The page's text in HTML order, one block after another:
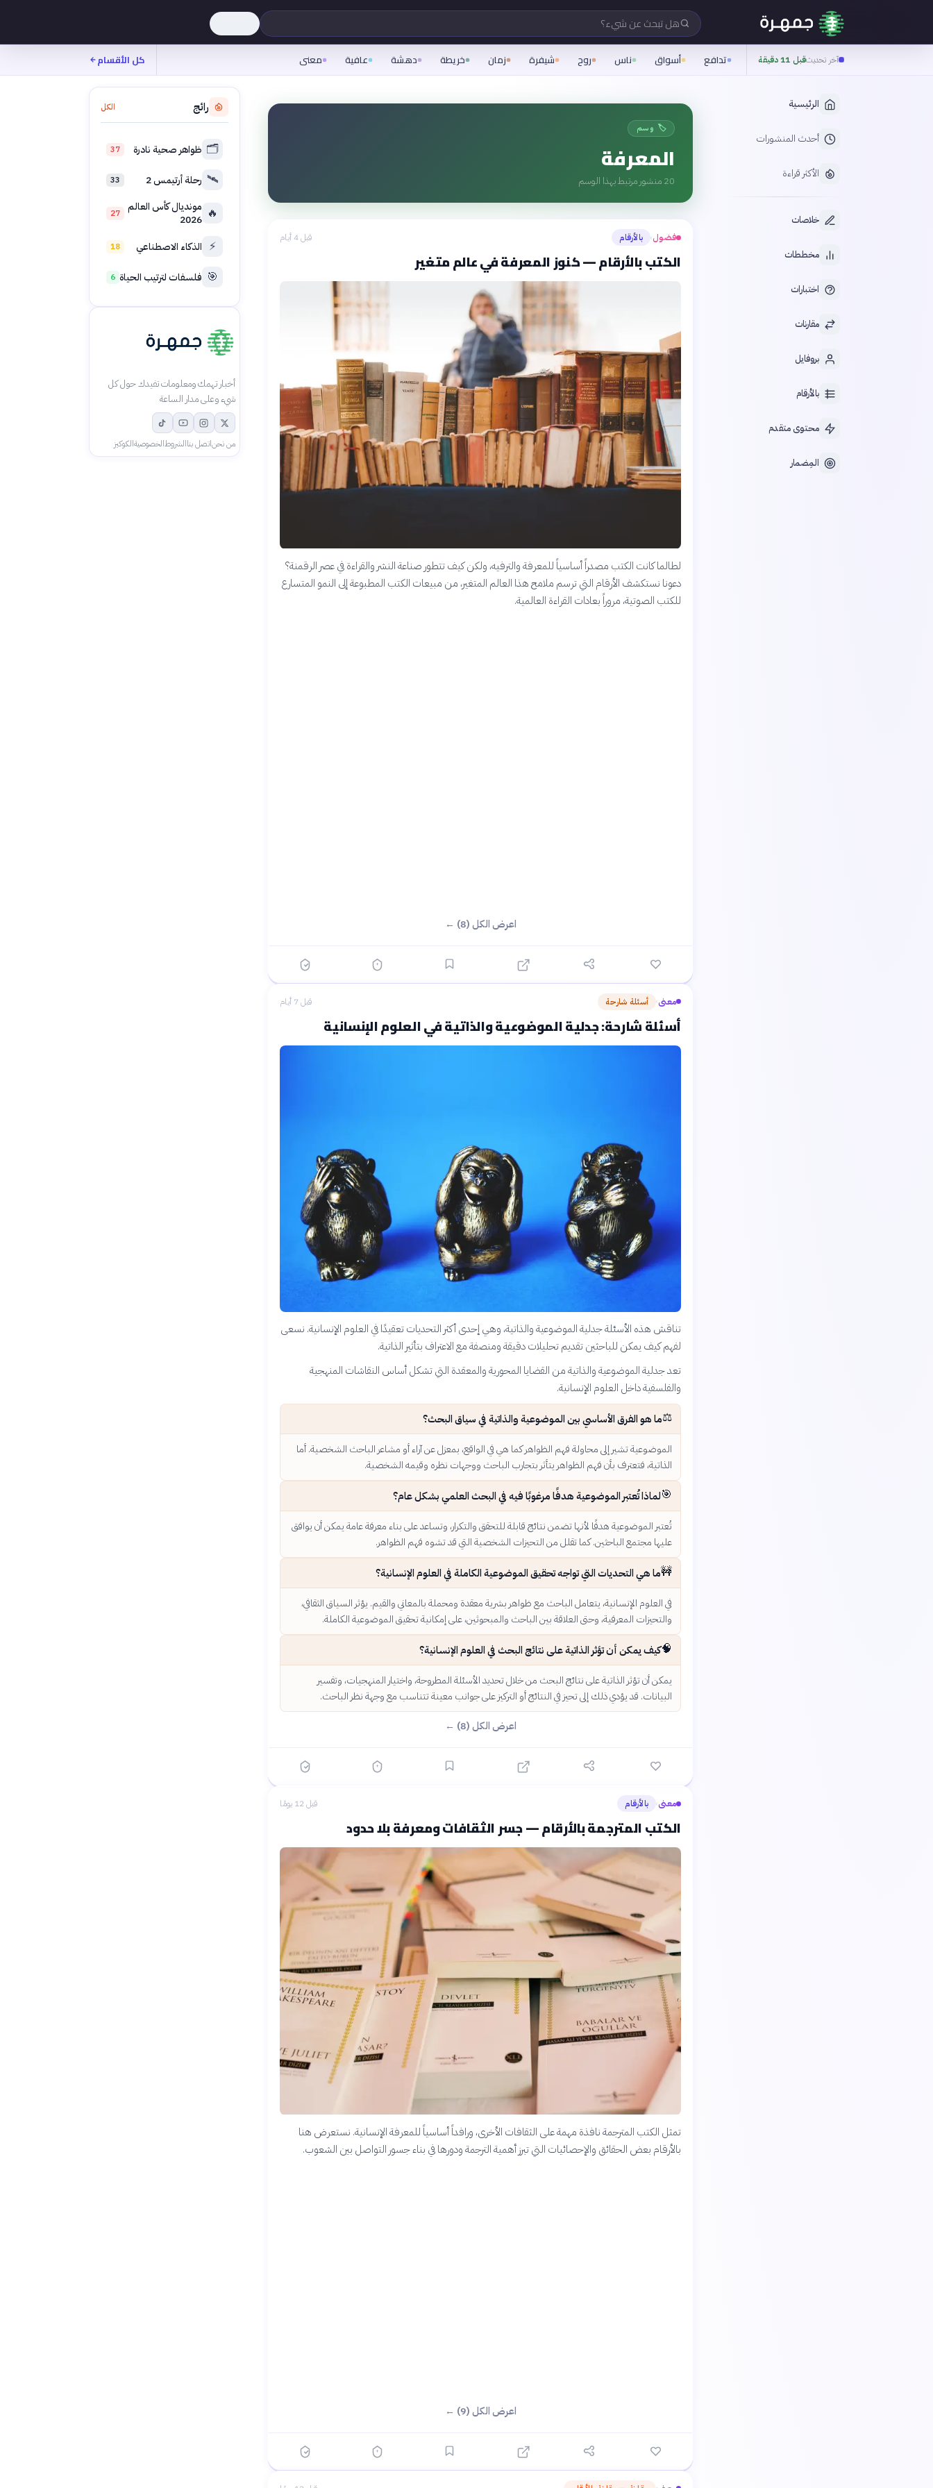
هل تبحث عن شيء؟
آخر تحديثقبل 11 دقيقة تدافع أسواق ناس روح شيفرة زمان خريطة دهشة عافية معنى كل الأقسام
الرئيسية
أحدث المنشورات
الأكثر قراءة
خلاصات
مخططات
اختبارات
مقارنات
بروفايل
بالأرقام
محتوى متقدم
المِضمار
🏷️ وسم
المعرفة
20 منشور مرتبط بهذا الوسم
فضول› بالأرقام قبل 4 أيام
الكتب بالأرقام — كنوز المعرفة في عالم متغير
لطالما كانت الكتب مصدراً أساسياً للمعرفة والترفيه، ولكن كيف تتطور صناعة النشر والقراءة في عصر الرقمنة؟
دعونا نستكشف الأرقام التي ترسم ملامح هذا العالم المتغير، من مبيعات الكتب المطبوعة إلى النمو المتسارع
للكتب الصوتية، مروراً بعادات القراءة العالمية.
اعرض الكل (8) ←
معنى› أسئلة شارحة قبل 7 أيام
أسئلة شارحة: جدلية الموضوعية والذاتية في العلوم الإنسانية
تناقش هذه الأسئلة جدلية الموضوعية والذاتية، وهي إحدى أكثر التحديات تعقيدًا في العلوم الإنسانية. نسعى
لفهم كيف يمكن للباحثين تقديم تحليلات دقيقة ومنصفة مع الاعتراف بتأثير الذاتية.
تعد جدلية الموضوعية والذاتية من القضايا المحورية والمعقدة التي تشكل أساس النقاشات المنهجية
والفلسفية داخل العلوم الإنسانية.
⚖️ما هو الفرق الأساسي بين الموضوعية والذاتية في سياق البحث؟
الموضوعية تشير إلى محاولة فهم الظواهر كما هي في الواقع، بمعزل عن آراء أو مشاعر الباحث الشخصية. أما
الذاتية، فتعترف بأن فهم الظواهر يتأثر بتجارب الباحث ووجهات نظره وقيمه الشخصية.
🎯لماذا تُعتبر الموضوعية هدفًا مرغوبًا فيه في البحث العلمي بشكل عام؟
تُعتبر الموضوعية هدفًا لأنها تضمن نتائج قابلة للتحقق والتكرار، وتساعد على بناء معرفة عامة يمكن أن يوافق
عليها مجتمع الباحثين. كما تقلل من التحيزات الشخصية التي قد تشوه فهم الظواهر.
🚧ما هي التحديات التي تواجه تحقيق الموضوعية الكاملة في العلوم الإنسانية؟
في العلوم الإنسانية، يتعامل الباحث مع ظواهر بشرية معقدة ومحملة بالمعاني والقيم. يؤثر السياق الثقافي،
والتحيزات المعرفية، وحتى العلاقة بين الباحث والمبحوثين، على إمكانية تحقيق الموضوعية الكاملة.
🧠كيف يمكن أن تؤثر الذاتية على نتائج البحث في العلوم الإنسانية؟
يمكن أن تؤثر الذاتية على نتائج البحث من خلال تحديد الأسئلة المطروحة، واختيار المنهجيات، وتفسير
البيانات. قد يؤدي ذلك إلى تحيز في النتائج أو التركيز على جوانب معينة تتناسب مع وجهة نظر الباحث.
اعرض الكل (8) ←
معنى› بالأرقام قبل 12 يومًا
الكتب المترجمة بالأرقام — جسر الثقافات ومعرفة بلا حدود
تمثل الكتب المترجمة نافذة مهمة على الثقافات الأخرى، ورافداً أساسياً للمعرفة الإنسانية. نستعرض هنا
بالأرقام بعض الحقائق والإحصائيات التي تبرز أهمية الترجمة ودورها في بناء جسور التواصل بين الشعوب.
اعرض الكل (9) ←
رائج الكل
🗂️ ظواهر صحية نادرة 37
🛰️ رحلة أرتيمس 2 33
🔥 مونديال كأس العالم
2026
27
⚡ الذكاء الاصطناعي 18
🎯 فلسفات لترتيب الحياة 6
أخبار تهمك ومعلومات تفيدك حول كل
شيء وعلى مدار الساعة
من نحناتصل بناالشروطالخصوصيةالكوكيز